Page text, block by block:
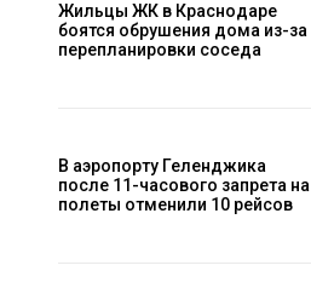
Жильцы ЖК в Краснодаре
боятся обрушения дома из-за
перепланировки соседа
В аэропорту Геленджика
после 11-часового запрета на
полеты отменили 10 рейсов